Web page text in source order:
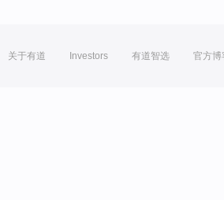
关于有道 Investors 有道智选 官方博